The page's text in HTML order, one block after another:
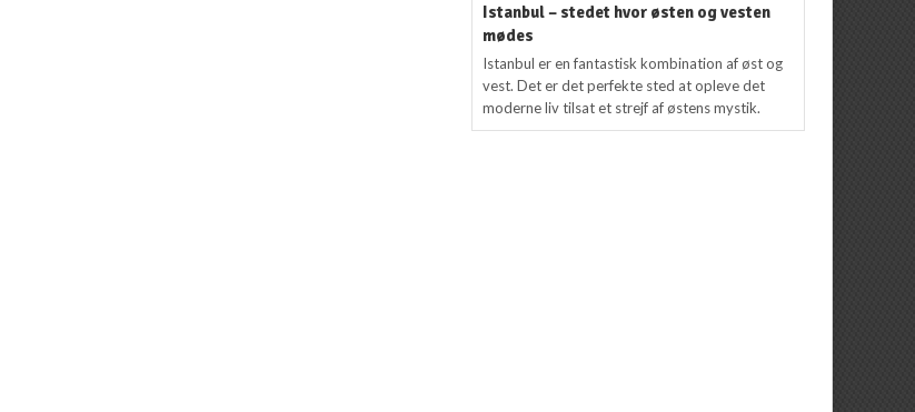
Istanbul – stedet hvor østen og vesten
mødes
Istanbul er en fantastisk kombination af øst og
vest. Det er det perfekte sted at opleve det
moderne liv tilsat et strejf af østens mystik.